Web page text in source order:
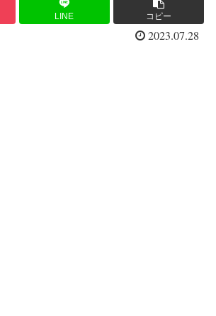
LINE コピー
2023.07.28